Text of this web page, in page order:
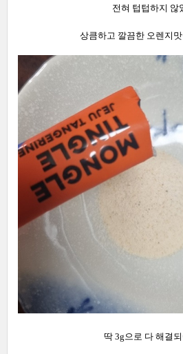
전혀 텁텁하지 않
상큼하고 깔끔한 오렌지
딱 3g으로 다 해결